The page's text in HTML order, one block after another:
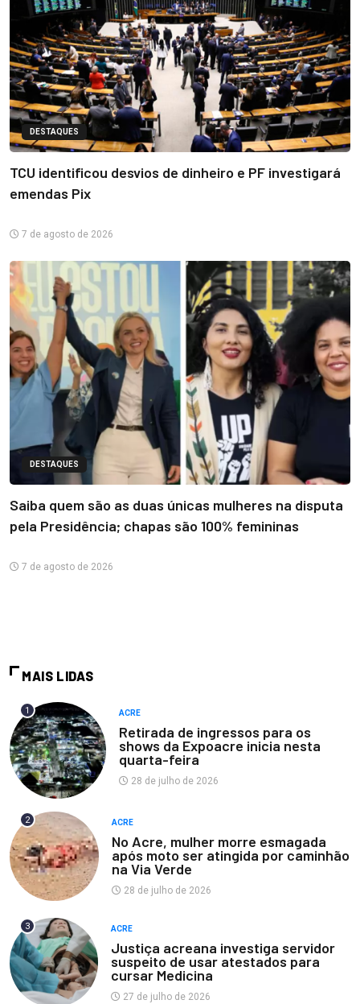
DESTAQUES
TCU identificou desvios de dinheiro e PF investigará
emendas Pix
7 de agosto de 2026
DESTAQUES
Saiba quem são as duas únicas mulheres na disputa
pela Presidência; chapas são 100% femininas
7 de agosto de 2026
MAIS LIDAS
1 ACRE
Retirada de ingressos para os
shows da Expoacre inicia nesta
quarta-feira
28 de julho de 2026
2 ACRE
No Acre, mulher morre esmagada
após moto ser atingida por caminhão
na Via Verde
28 de julho de 2026
3 ACRE
Justiça acreana investiga servidor
suspeito de usar atestados para
cursar Medicina
27 de julho de 2026